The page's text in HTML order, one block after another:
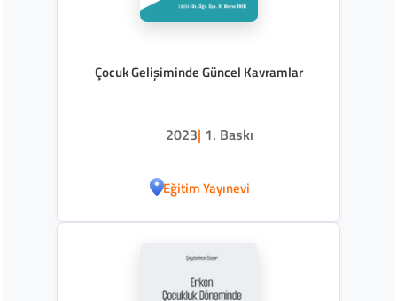
Çocuk Gelişiminde Güncel Kavramlar
2023| 1. Baskı
Eğitim Yayınevi